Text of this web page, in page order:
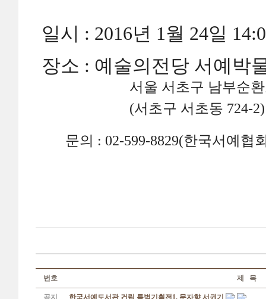
일시 : 2016년 1월 24일
장소 : 예술의전당 서예박
서울 서초구 남부순환
(서초구 서초동 724-2)
문의 : 02-599-8829(한국서예협
번호 제 목
공지 한국서예도서관 건립 특별기획전1. 문자향 서권기